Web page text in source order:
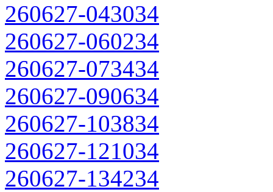
260627-043034
260627-060234
260627-073434
260627-090634
260627-103834
260627-121034
260627-134234